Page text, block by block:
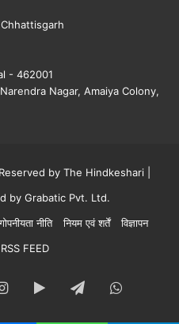
- 462001
Nagar, Amaiya Colony,
by The Hindkeshari |
by Grabatic Pvt. Ltd.
नीति नियम एवं शर्तें
विज्ञापन
FEED
Instagram
Google Telegram